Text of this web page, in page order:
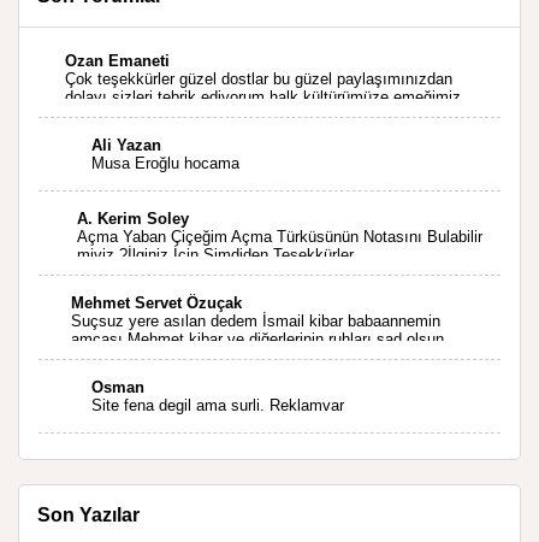
Ozan Emaneti
Çok teşekkürler güzel dostlar bu güzel paylaşımınızdan
dolayı sizleri tebrik ediyorum halk kültürümüze emeğimiz
geçti ise ne mutlu bizlere sizlerin sayesinde türkülerimiz
Ali Yazan
Musa Eroğlu hocama
A. Kerim Soley
Açma Yaban Çiçeğim Açma Türküsünün Notasını Bulabilir
miyiz ?İlginiz İçin Şimdiden Teşekkürler.
Mehmet Servet Özuçak
Suçsuz yere asılan dedem İsmail kibar babaannemin
amcası Mehmet kibar ve diğerlerinin ruhları şad olsun.
Kahrolsun Cemal paşa
Osman
Site fena degil ama surli. Reklamvar
Son Yazılar